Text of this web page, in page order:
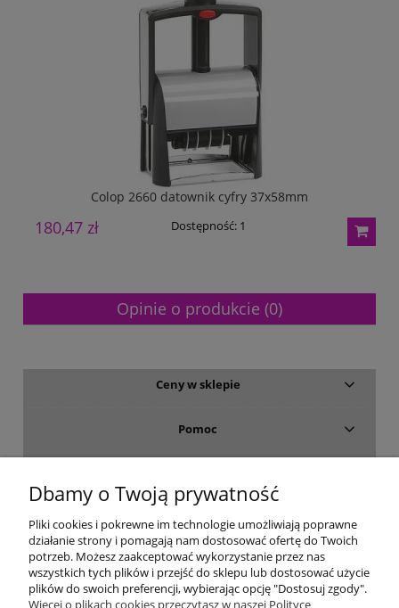
Colop 2660 datownik cyfry 37x58mm
180,47 zł Dostępność: 1
Opinie o produkcie (0)
Ceny w sklepie
Pomoc
Moje konto
Gwarancja i zwroty
Dbamy o Twoją prywatność
Pliki cookies i pokrewne im technologie umożliwiają poprawne
działanie strony i pomagają nam dostosować ofertę do Twoich
potrzeb. Możesz zaakceptować wykorzystanie przez nas
wszystkich tych plików i przejść do sklepu lub dostosować użycie
plików do swoich preferencji, wybierając opcję "Dostosuj zgody".
Więcej o plikach cookies przeczytasz w naszej Polityce